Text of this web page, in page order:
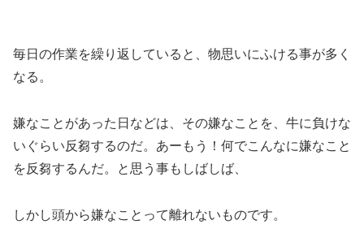
毎日の作業を繰り返していると、物思いにふける事が多く
なる。
嫌なことがあった日などは、その嫌なことを、牛に負けな
いぐらい反芻するのだ。あーもう！何でこんなに嫌なこと
を反芻するんだ。と思う事もしばしば、
しかし頭から嫌なことって離れないものです。